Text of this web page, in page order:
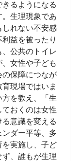
るようになる
生理現象であ
しれない不安感
益を被ったり
公共のトイレ
女性や子ども
の保障につなが
現場ではいま
を教え、「生
おくのは女性
意識を変える
ダー平等、多
実施し、子ど
ず、誰もが生理